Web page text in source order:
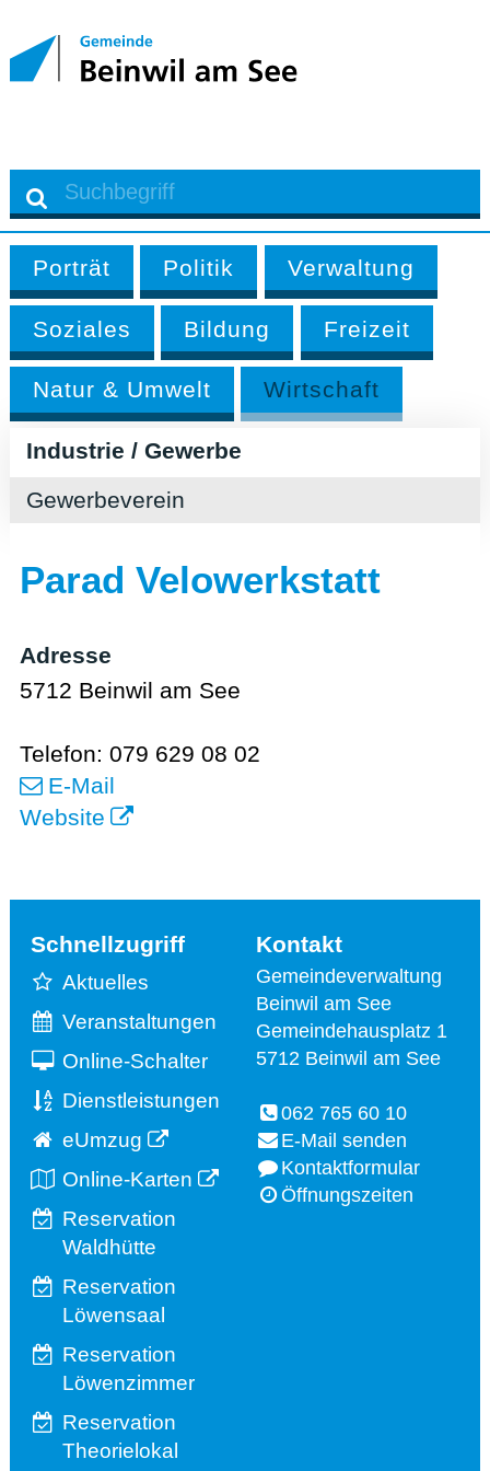
Porträt Politik Verwaltung
Soziales Bildung Freizeit
Natur & Umwelt Wirtschaft
Industrie / Gewerbe
Gewerbeverein
Parad Velowerkstatt
Adresse
5712 Beinwil am See
Telefon: 079 629 08 02
E-Mail
Website
Schnellzugriff
Aktuelles
Veranstaltungen
Online-Schalter
Dienstleistungen
eUmzug
Online-Karten
Reservation
Waldhütte
Reservation
Löwensaal
Reservation
Löwenzimmer
Reservation
Theorielokal
Kontakt
Gemeindeverwaltung
Beinwil am See
Gemeindehausplatz 1
5712 Beinwil am See
062 765 60 10
E-Mail senden
Kontaktformular
Öffnungszeiten